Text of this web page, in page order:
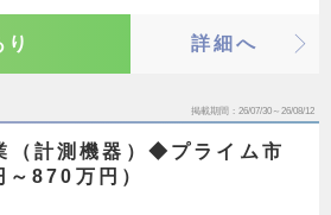
詳細へ
掲載期間 26/07/30～26/08/12
（計測機器）◆プライム市
870万円）